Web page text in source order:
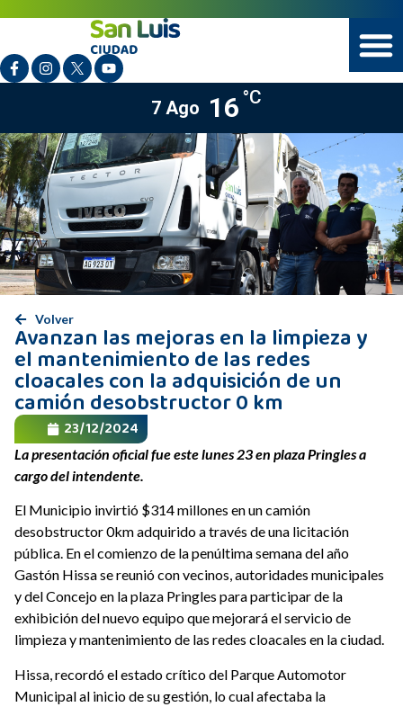
7 Ago 16 °C
Volver
Avanzan las mejoras en la limpieza y
el mantenimiento de las redes
cloacales con la adquisición de un
camión desobstructor 0 km
23/12/2024
La presentación oficial fue este lunes 23 en plaza Pringles a
cargo del intendente.
El Municipio invirtió $314 millones en un camión
desobstructor 0km adquirido a través de una licitación
pública. En el comienzo de la penúltima semana del año
Gastón Hissa se reunió con vecinos, autoridades municipales
y del Concejo en la plaza Pringles para participar de la
exhibición del nuevo equipo que mejorará el servicio de
limpieza y mantenimiento de las redes cloacales en la ciudad.
Hissa, recordó el estado crítico del Parque Automotor
Municipal al inicio de su gestión, lo cual afectaba la